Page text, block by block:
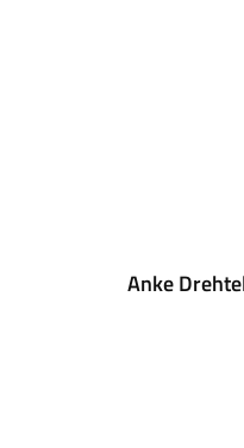
Anke